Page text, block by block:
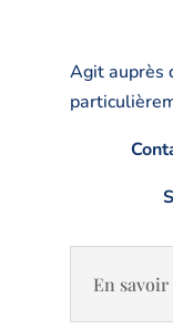
Agit auprès
En savoir